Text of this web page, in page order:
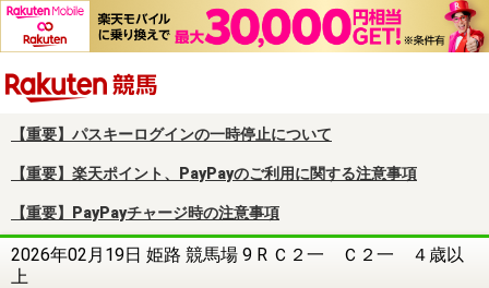
【重要】パスキーログインの一時停止について
【重要】楽天ポイント、PayPayのご利用に関する注意事項
【重要】PayPayチャージ時の注意事項
2026年02月19日 姫路 競馬場 9 R Ｃ２一 Ｃ２一 ４歳以
上